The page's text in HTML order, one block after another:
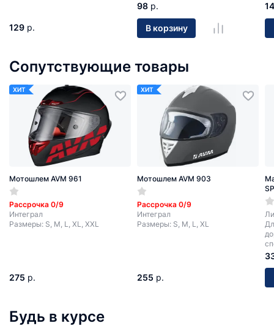
129 р.
98 р.
В корзину
14
Сопутствующие товары
ХИТ
Мотошлем AVM 961
Рассрочка 0/9
Интеграл
Размеры: S, M, L, XL, XXL
275 р.
ХИТ
Мотошлем AVM 903
Рассрочка 0/9
Интеграл
Размеры: S, M, L, XL
255 р.
Будь в курсе